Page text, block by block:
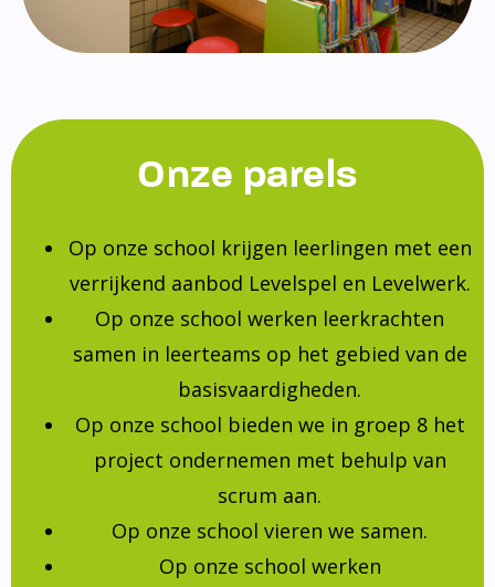
Onze parels
Op onze school krijgen leerlingen met een
verrijkend aanbod Levelspel en Levelwerk.
Op onze school werken leerkrachten
samen in leerteams op het gebied van de
basisvaardigheden.
Op onze school bieden we in groep 8 het
project ondernemen met behulp van
scrum aan.
Op onze school vieren we samen.
Op onze school werken